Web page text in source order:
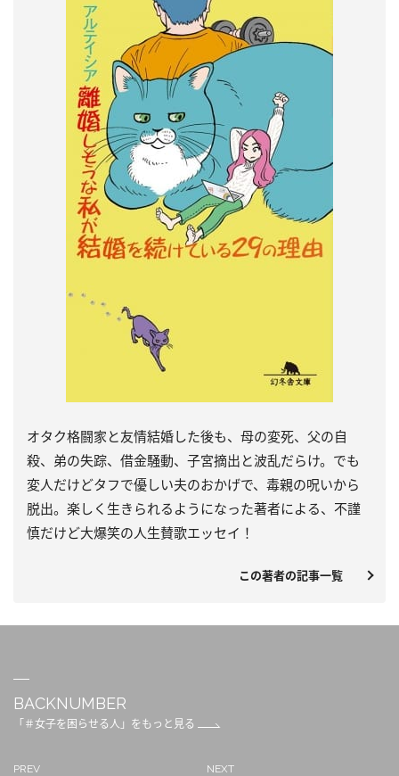
オタク格闘家と友情結婚した後も、母の変死、父の自
殺、弟の失踪、借金騒動、子宮摘出と波乱だらけ。でも
変人だけどタフで優しい夫のおかげで、毒親の呪いから
脱出。楽しく生きられるようになった著者による、不謹
慎だけど大爆笑の人生賛歌エッセイ！
この著者の記事一覧
BACKNUMBER
「＃女子を困らせる人」をもっと見る
PREV NEXT